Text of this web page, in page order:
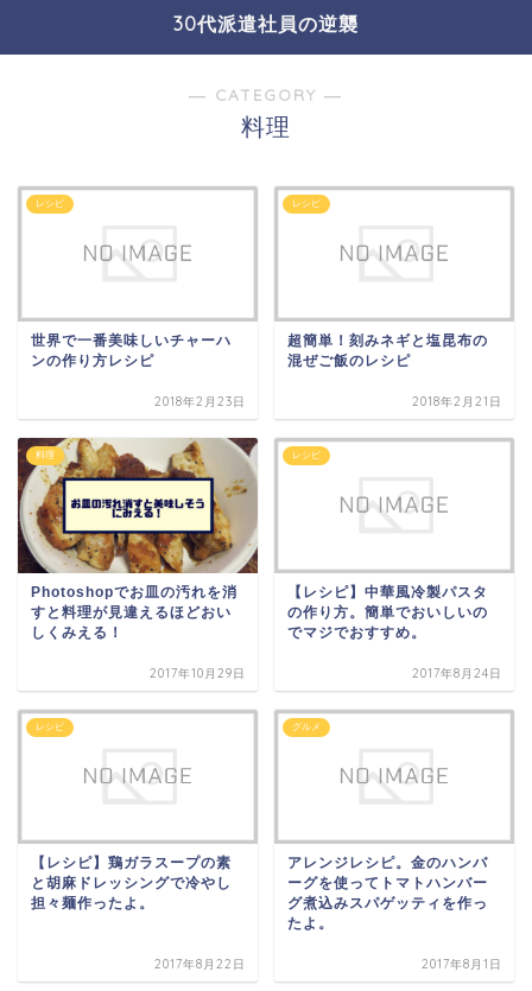
30代派遣社員の逆襲
― CATEGORY ―
料理
レシピ
世界で一番美味しいチャーハ
ンの作り方レシピ
2018年2月23日
レシピ
超簡単！刻みネギと塩昆布の
混ぜご飯のレシピ
2018年2月21日
料理
Photoshopでお皿の汚れを消
すと料理が見違えるほどおい
しくみえる！
2017年10月29日
レシピ
【レシピ】中華風冷製パスタ
の作り方。簡単でおいしいの
でマジでおすすめ。
2017年8月24日
レシピ
【レシピ】鶏ガラスープの素
と胡麻ドレッシングで冷やし
担々麺作ったよ。
2017年8月22日
グルメ
アレンジレシピ。金のハンバ
ーグを使ってトマトハンバー
グ煮込みスパゲッティを作っ
たよ。
2017年8月1日